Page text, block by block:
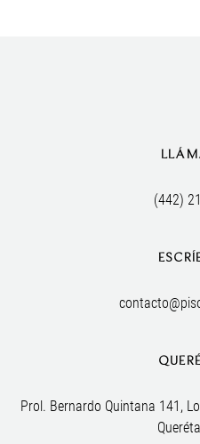
(442)
Prol. Bernardo Quintana 141,